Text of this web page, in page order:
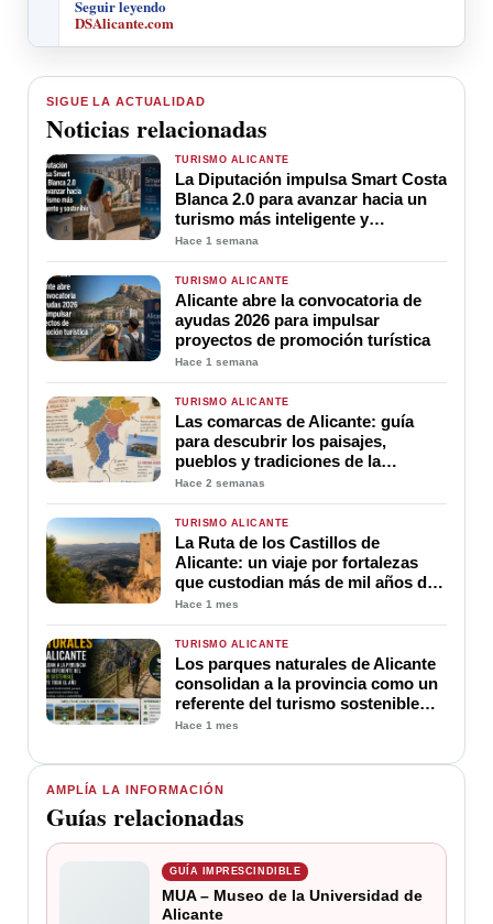
Seguir leyendo
DSAlicante.com
AMPLÍA LA INFORMACIÓN
Guías relacionadas
GUÍA IMPRESCINDIBLE
MUA – Museo de la Universidad de
Alicante
SIGUE LA ACTUALIDAD
Noticias relacionadas
TURISMO ALICANTE
La Diputación impulsa Smart Costa
Blanca 2.0 para avanzar hacia un
turismo más inteligente y
sostenible
Hace 1 semana
TURISMO ALICANTE
Alicante abre la convocatoria de
ayudas 2026 para impulsar
proyectos de promoción turística
Hace 1 semana
TURISMO ALICANTE
Las comarcas de Alicante: guía
para descubrir los paisajes,
pueblos y tradiciones de la
provincia
Hace 2 semanas
TURISMO ALICANTE
La Ruta de los Castillos de
Alicante: un viaje por fortalezas
que custodian más de mil años de
historia
Hace 1 mes
TURISMO ALICANTE
Los parques naturales de Alicante
consolidan a la provincia como un
referente del turismo sostenible
durante todo el año
Hace 1 mes